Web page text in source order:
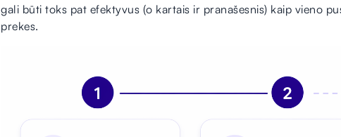
gali būti toks pat efektyvus (o kartais ir pranašesnis) kaip vieno
prekes.